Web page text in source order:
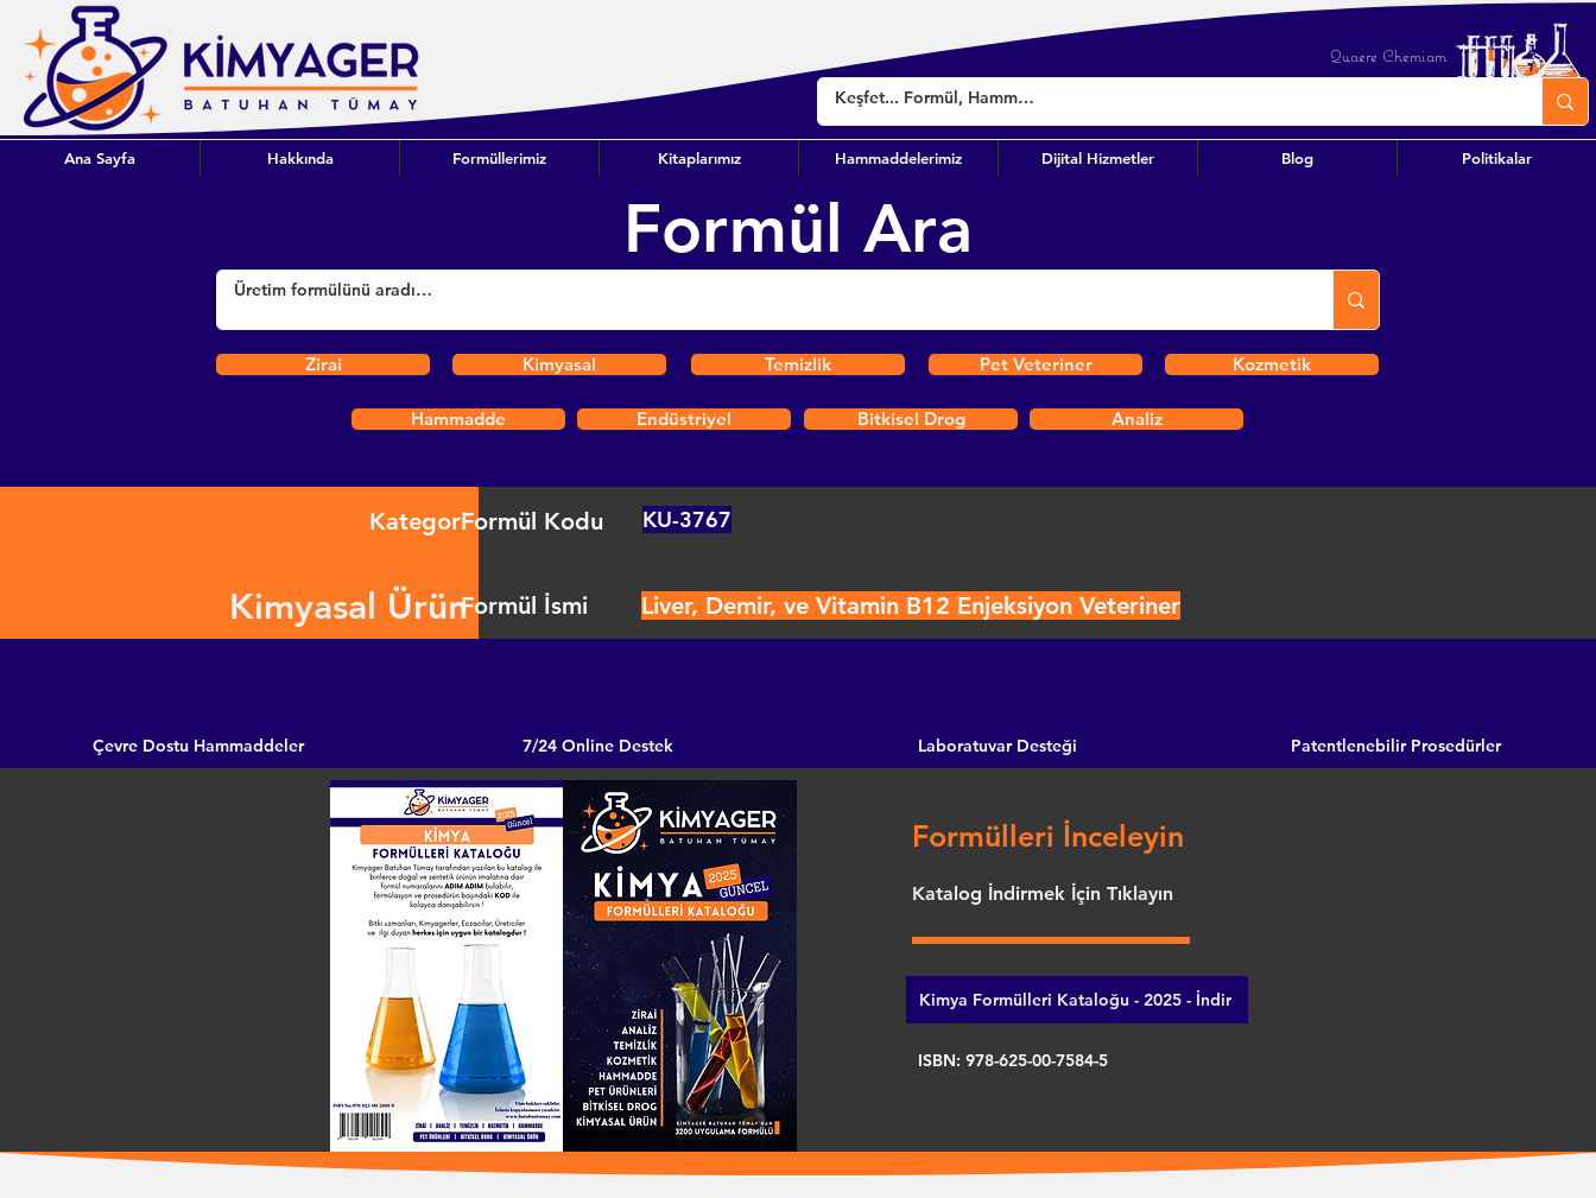
Quaere Chemiam
Ana Sayfa Hakkında Formüllerimiz Kitaplarımız Hammaddelerimiz Dijital Hizmetler Blog Politikalar
Formül Ara
Zirai Kimyasal Temizlik Pet Veteriner Kozmetik
Hammadde Endüstriyel Bitkisel Drog Analiz
Kategori
Kimyasal Ürün
Formül Kodu KU-3767
Formül İsmi Liver, Demir, ve Vitamin B12 Enjeksiyon Veteriner
Çevre Dostu Hammaddeler 7/24 Online Destek Laboratuvar Desteği Patentlenebilir Prosedürler
Formülleri İnceleyin
Katalog İndirmek İçin Tıklayın
Kimya Formülleri Kataloğu - 2025 - İndir
ISBN: 978-625-00-7584-5